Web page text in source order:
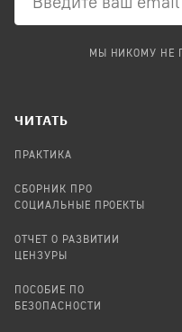
МЫ НИКОМУ НЕ
ЧИТАТЬ
ПРАКТИКА
СБОРНИК ПРО
СОЦИАЛЬНЫЕ ПРОЕКТЫ
ОТЧЕТ О РАЗВИТИИ
ЦЕНЗУРЫ
ПОСОБИЕ ПО
БЕЗОПАСНОСТИ